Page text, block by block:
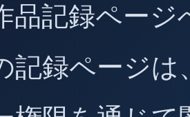
品記録ペー
記録ページは